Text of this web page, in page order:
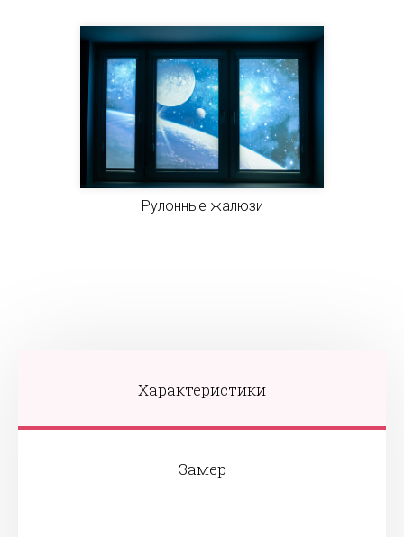
Рулонные жалюзи
Характеристики
Замер